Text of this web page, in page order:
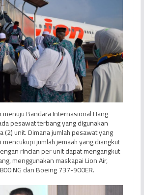
Bandara Internasional Hang
pesawat terbang yang digunakan
(2) unit. Dimana jumlah pesawat yang
jumlah jemaah yang diangkut
rincian per unit dapat mengangkut
menggunakan maskapai Lion Air,
NG dan Boeing 737-900ER.